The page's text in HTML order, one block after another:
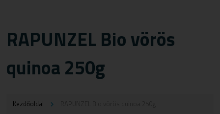
RAPUNZEL Bio vörös
quinoa 250g
Kezdőoldal